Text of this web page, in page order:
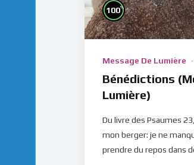
100%
Message De Lumière
Bénédictions
Lumière)
Du livre des Psaumes
mon berger: je ne
prendre du repos dans